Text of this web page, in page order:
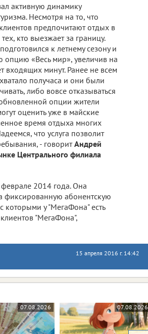
активную динамику
Несмотря на то, что
предпочитают отдых в
кто выезжает за границу.
к летнему сезону и
опцию «Весь мир», увеличив на
входящих минут. Ранее не всем
получаса и они были
либо вовсе отказываться
опции жители
оценить уже в майские
время отдыха многих
что услуга позволит
- говоритАндрей
Центрального филиала
2014 года. Она
фиксированную абонентскую
которыми у "МегаФона" есть
"МегаФона",
15 апреля 2016 г. 14:42
07.08.2026 07.08.2026